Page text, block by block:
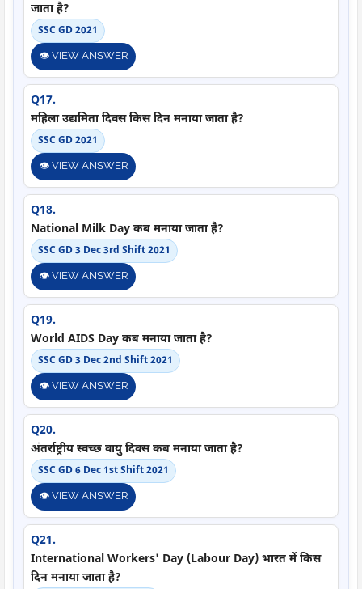
जाता है?
SSC GD 2021
👁️ VIEW ANSWER
Q17.
महिला उद्यमिता दिवस किस दिन मनाया जाता है?
SSC GD 2021
👁️ VIEW ANSWER
Q18.
National Milk Day कब मनाया जाता है?
SSC GD 3 Dec 3rd Shift 2021
👁️ VIEW ANSWER
Q19.
World AIDS Day कब मनाया जाता है?
SSC GD 3 Dec 2nd Shift 2021
👁️ VIEW ANSWER
Q20.
अंतर्राष्ट्रीय स्वच्छ वायु दिवस कब मनाया जाता है?
SSC GD 6 Dec 1st Shift 2021
👁️ VIEW ANSWER
Q21.
International Workers' Day (Labour Day) भारत में किस
दिन मनाया जाता है?